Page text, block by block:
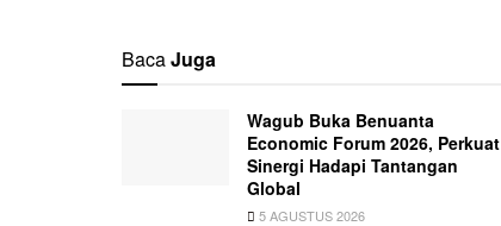
BacaJuga
Wagub Buka Benuanta
Economic Forum 2026, Perkuat
Sinergi Hadapi Tantangan
Global
5 AGUSTUS 2026